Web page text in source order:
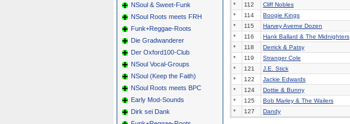
*
112 Cliff Nobles
*
114 Boogie Kings
*
115 Harvey Averne Dozen
*
116 Hank Ballard & The Midnighters
*
118 Derrick & Patsy
*
119 Stranger Cole
*
121 J.E. Stick
*
122 Jackie Edwards
*
124 Dottie & Bunny
*
125 Bob Marley & The Wailers
*
127 Dandy
NSoul & Sweet-Funk
NSoul Roots meets FRH
Funk+Reggae-Roots
Die Gradwanderer
Der Oxford100-Club
NSoul Vocal-Groups
NSoul (Keep the Faith)
NSoul Roots meets BPC
Early Mod-Sounds
Dirk sei Dank